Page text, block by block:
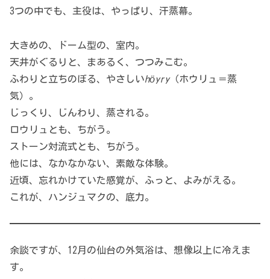
3つの中でも、主役は、やっぱり、汗蒸幕。
大きめの、ドーム型の、室内。
天井がぐるりと、まあるく、つつみこむ。
ふわりと立ちのぼる、やさしいhöyry（ホウリュ＝蒸
気）。
じっくり、じんわり、蒸される。
ロウリュとも、ちがう。
ストーン対流式とも、ちがう。
他には、なかなかない、素敵な体験。
近頃、忘れかけていた感覚が、ふっと、よみがえる。
これが、ハンジュマクの、底力。
余談ですが、12月の仙台の外気浴は、想像以上に冷えま
す。